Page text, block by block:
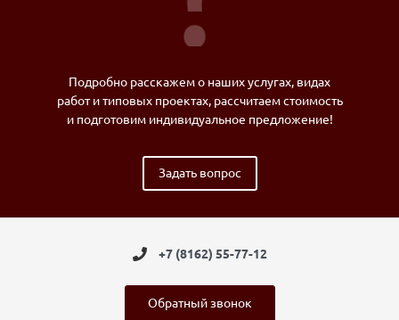
Подробно расскажем о наших услугах, видах
работ и типовых проектах, рассчитаем стоимость
и подготовим индивидуальное предложение!
Задать вопрос
+7 (8162) 55-77-12
Обратный звонок